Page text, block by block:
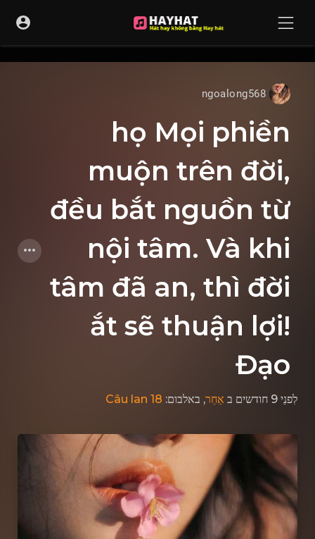
ngoalong568
họ Mọi phiền
muộn trên đời,
đều bắt nguồn từ
nội tâm. Và khi
tâm đã an, thì đời
ắt sẽ thuận lợi!
Đạo
לִפנֵי 9 חודשים ב אַחֵר, באלבום: Câu lan 18